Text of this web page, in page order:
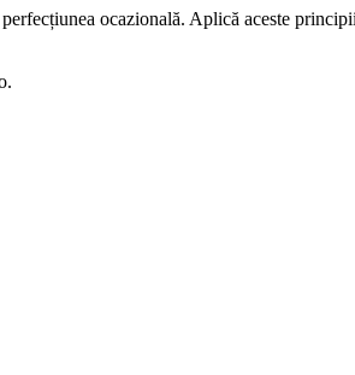
ocazională. Aplică aceste